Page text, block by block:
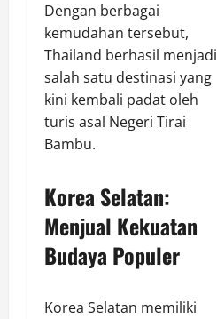
Dengan berbagai
kemudahan tersebut,
Thailand berhasil menjadi
salah satu destinasi yang
kini kembali padat oleh
turis asal Negeri Tirai
Bambu.
Korea Selatan:
Menjual Kekuatan
Budaya Populer
Korea Selatan memiliki